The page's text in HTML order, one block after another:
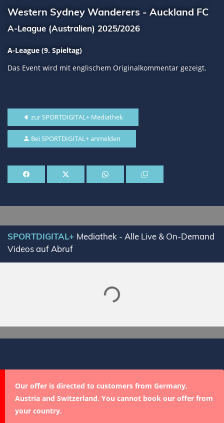
Western Sydney Wanderers - Auckland FC
A-League (Australien) 2025/2026
A-League (9. Spieltag)
Das Event wird mit englischem Originalkommentar gezeigt.
zur SPORTDIGITAL+ Mediathek
Bei SPORTDIGITAL+ anmelden
SPORTDIGITAL+ Mediathek - Alle Live & On-Demand
Videos auf Abruf
Lade SPORTDIGITAL+ Mediathek
Our offer is directed to customers from Germany,
Austria and Switzerland. You cannot book our offer from
your country.